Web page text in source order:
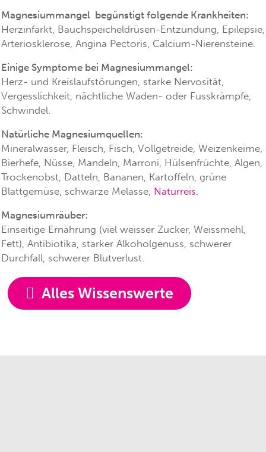
Magnesiummangel begünstigt folgende Krankheiten:
Herzinfarkt, Bauchspeicheldrüsen-Entzündung, Epilepsie,
Arteriosklerose, Angina Pectoris, Calcium-Nierensteine.
Einige Symptome bei Magnesiummangel:
Herz- und Kreislaufstörungen, starke Nervosität,
Vergesslichkeit, nächtliche Waden- oder Fusskrämpfe,
Schwindel.
Natürliche Magnesiumquellen:
Mineralwasser, Fleisch, Fisch, Vollgetreide, Weizenkeime,
Bierhefe, Nüsse, Mandeln, Marroni, Hülsenfrüchte, Algen,
Trockenobst, Datteln, Bananen, Kartoffeln, grüne
Blattgemüse, schwarze Melasse, Naturreis
Magnesiumräuber:
Einseitige Ernährung (viel weisser Zucker, Weissmehl,
Fett), Antibiotika, starker Alkoholgenuss, schwerer
Durchfall, schwerer Blutverlust.
Alles Wissenswerte